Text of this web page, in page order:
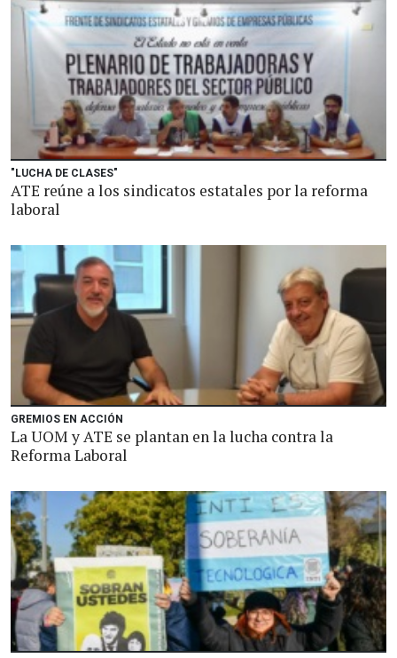
"LUCHA DE CLASES"
ATE reúne a los sindicatos estatales por la reforma
laboral
GREMIOS EN ACCIÓN
La UOM y ATE se plantan en la lucha contra la
Reforma Laboral